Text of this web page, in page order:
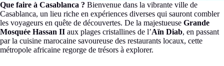
Que faire à Casablanca ? Bienvenue dans la vibrante ville de
Casablanca, un lieu riche en expériences diverses qui sauront combler
les voyageurs en quête de découvertes. De la majestueuse Grande
Mosquée Hassan II aux plages cristallines de l’Aïn Diab, en passant
par la cuisine marocaine savoureuse des restaurants locaux, cette
métropole africaine regorge de trésors à explorer.